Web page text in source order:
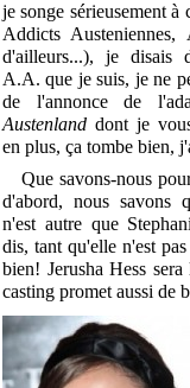
je songe sérieusement à
Addicts
d'ailleurs...), je disais
A.A. que je suis, je ne
de l'annonce de
Austenland dont je
en plus, ça tombe bien,
Que savons-nous
d'abord, nous savons
n'est autre que
dis, tant qu'elle n'est
bien! Jerusha Hess
casting promet aussi de